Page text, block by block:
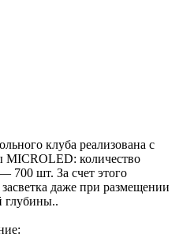
клуба реализована с
количество
700 шт. За счет этого
даже при размещении
глубины..